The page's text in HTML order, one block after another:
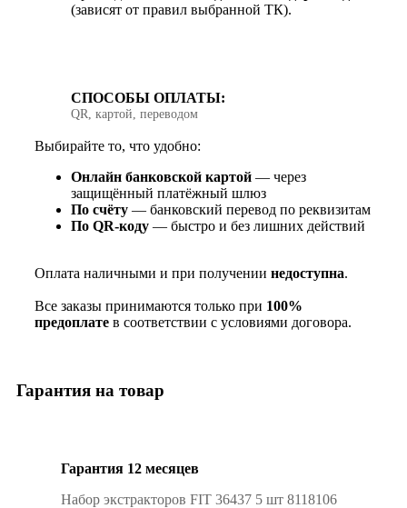
(зависят от правил выбранной ТК).
СПОСОБЫ ОПЛАТЫ:
QR, картой, переводом
Выбирайте то, что удобно:
Онлайн банковской картой — через
защищённый платёжный шлюз
По счёту — банковский перевод по реквизитам
По QR‑коду — быстро и без лишних действий
Оплата наличными и при получении недоступна.
Все заказы принимаются только при 100%
предоплате в соответствии с условиями договора.
Гарантия на товар
Гарантия 12 месяцев
Набор экстракторов FIT 36437 5 шт 8118106